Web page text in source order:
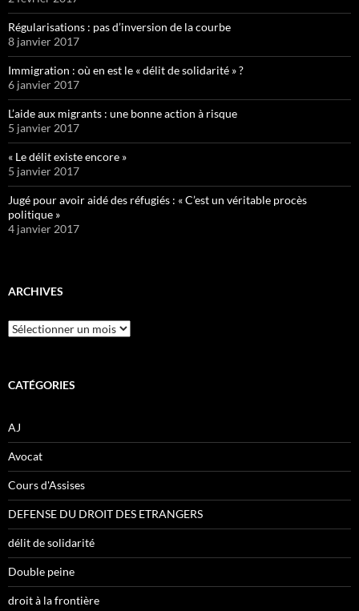
Régularisations : pas d’inversion de la courbe
8 janvier 2017
Immigration : où en est le « délit de solidarité » ?
6 janvier 2017
L’aide aux migrants : une bonne action à risque
5 janvier 2017
« Le délit existe encore »
5 janvier 2017
Jugé pour avoir aidé des réfugiés : « C’est un véritable procès
politique »
4 janvier 2017
ARCHIVES
Archives
CATÉGORIES
AJ
Avocat
Cours d'Assises
DEFENSE DU DROIT DES ETRANGERS
délit de solidarité
Double peine
droit à la frontière